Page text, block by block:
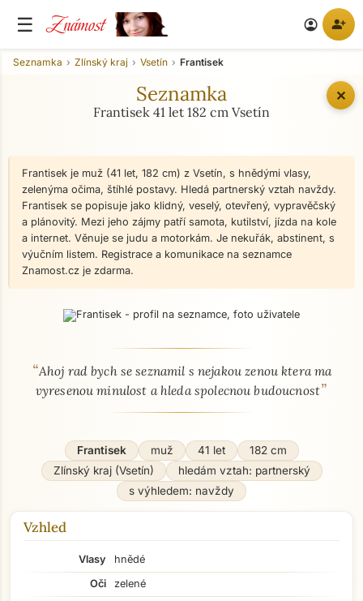
☰ Známost account_circle person_add
✕
Seznamka Zlínský kraj Vsetín Frantisek
Seznamka
Frantisek 41 let 182 cm Vsetín
Frantisek je muž (41 let, 182 cm) z Vsetín, s hnědými vlasy,
zelenýma očima, štíhlé postavy. Hledá partnerský vztah navždy.
Frantisek se popisuje jako klidný, veselý, otevřený, vypravěčský
a plánovitý. Mezi jeho zájmy patří samota, kutilství, jízda na kole
a internet. Věnuje se judu a motorkám. Je nekuřák, abstinent, s
výučním listem. Registrace a komunikace na seznamce
Znamost.cz je zdarma.
O mně - seznamka profil
“Ahoj rad bych se seznamil s nejakou zenou ktera ma
vyresenou minulost a hleda spolecnou budoucnost”
Frantisek muž 41 let
182 cm
Zlínský kraj (Vsetín)
hledám vztah: partnerský
s výhledem: navždy
Vzhled
Vlasy
hnědé
Oči
zelené